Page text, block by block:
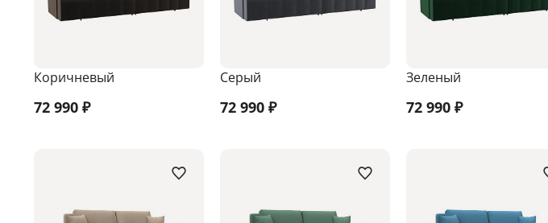
Коричневый
72 990 ₽
Серый
72 990₽
Зеленый
72 990₽